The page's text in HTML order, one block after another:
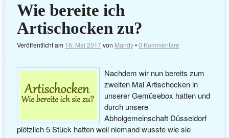
Wie bereite ich
Artischocken zu?
Veröffentlicht am 16. Mai 2017von Mandy•0 Kommentare
Nachdem wir nun bereits zum
zweiten Mal Artischocken in
unserer Gemüsebox hatten und
durch unsere
Abholgemeinschaft Düsseldorf
plötzlich 5 Stück hatten weil niemand wusste wie sie